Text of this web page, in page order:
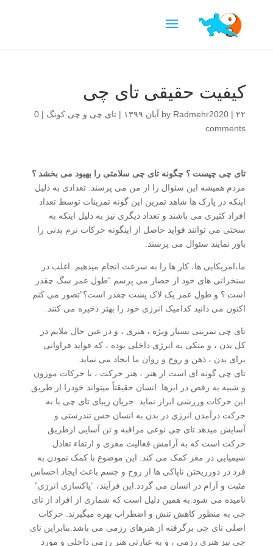
کیفیت حقیقی تای چی
by Radmehr2020 |۲۲ آبان ۱۳۹۹ | تای چی و چی کونگ |
0
comments
تای چی چیست ؟ چگونه تای چی سلامتی را بهبود می بخشد ؟
مردم همیشه این سئوال را از من می پرسند. تعدادی به دلیل
اینکه در پارک ها شاهد تمرین این گونه تمرینات توسط تعداد
افراد کثیری می باشند و تعداد دیگری نیز به دلیل اینکه به
سختی می توانند فواید حاصل از اینگونه حرکات نرم بدنی را
باور نمایند سئوال می پرسند.
ما،امریکایی ها، کار ها را به سرعت انجام میدهیم .اغلب در
سنخرانی های خود از حضار می پرسم “طول عمر سگ چقدر
است ؟ و طول عمر یک لاک پشت چقدر است؟”تصور می کنم
اکنون می دانید کدامیک انرژی خود را بهتر ذخیره می کنند.
تای چی تمرینی بسیار ویژه ، هنری ، و در عین حال ملایم در
کل بدن ، و متکی به انرژی داخلی بوده ، که فواید فراوانی
برای بدن ، ذهن و روح و روان ما ایجاد می نماید.
تای چی گونه ای است از هنر ، هنر حرکت ، با حرکات موزون
و شبیه به رقص در ابرها. انسان حقیقتاً میتواند خودرا از طریق
این حرکات ورزشی ابراز نماید. جریان زیبای تای چی با به
حرکت درآمدن انرژی در بدن به انسان حس تندرستی و
آسایش میدهد.تای چی نوعی مراقبه و تن آسایی ازطریق
حرکت است که به آرامش فعالیت مغزی و ارتقاء تعادل
شیمیایی در مغز کمک می کند. این موضوع با کمک نمودن به
فرد در دورریختن ناپاکی ها از روح و جسم باعث ایجاد احساس
مثبت و آرام در انسان می گردد.این فرآیند، “پاکسازی انرژی”
نامیده می شود.به همین دلیل است که شماری از افراد از تای
چی به منظور کاهش تنش و اضطراب بهره میگیرند. حرکات
اصلی تای چی برگرفته از هنرهای رزمی می باشد.بنابراین تای
چی نیز هنری رزمی ، و به عبارتی هنر رزمی داخلی و مورد